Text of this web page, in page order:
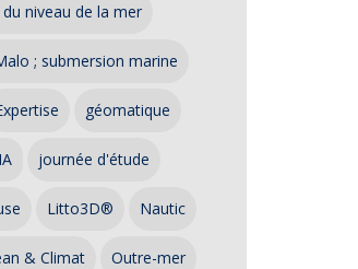
niveau de la mer
; submersion marine
géomatique
IA journée d'étude
Litto3D® Nautic
& Climat Outre-mer